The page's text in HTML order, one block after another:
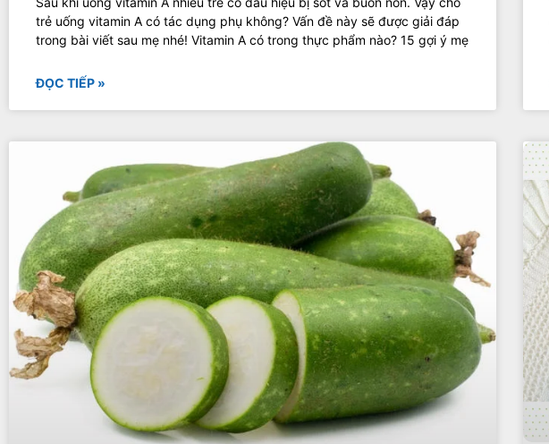
trẻ uống vitamin A có tác dụng phụ không? Vấn đề này sẽ được giải đáp
trong bài viết sau mẹ nhé! Vitamin A có trong thực phẩm nào? 15 gợi ý mẹ
ĐỌC TIẾP »